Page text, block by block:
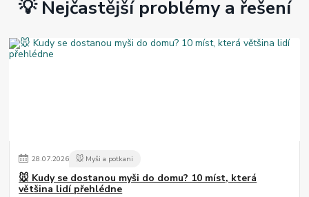
💡 Nejčastější problémy a řešení
28.07.2026 🐭 Myši a potkani
🐭 Kudy se dostanou myši do domu? 10 míst, která
většina lidí přehlédne